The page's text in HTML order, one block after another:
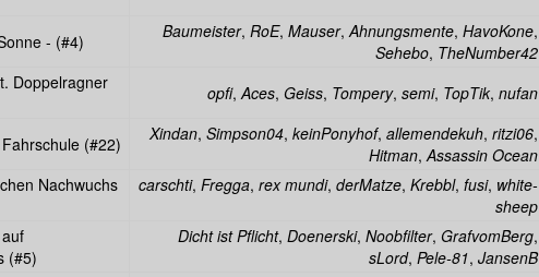
- (#4) Baumeister, RoE, Mauser,Ahnungsmente, HavoKone,
Sehebo, TheNumber42
Doppelragner
opfi,Aces, Geiss, Tompery, semi, TopTik, nufan
(#22) Xindan, Simpson04, keinPonyhof, allemendekuh, ritzi06,
Hitman,Assassin Ocean
Nachwuchs
carschti, Fregga, rex mundi, derMatze, Krebbl, fusi, white-
sheep
(#5)
Dicht ist Pflicht, Doenerski, Noobfilter, GrafvomBerg,
sLord, Pele-81, JansenB